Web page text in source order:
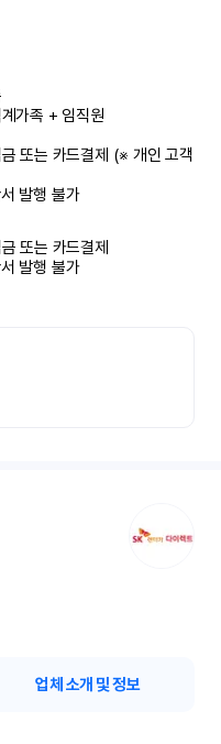
가족 + 임직원
또는 카드결제 (※ 개인 고객
발행 불가
또는 카드결제
발행 불가
업체 소개 및 정보